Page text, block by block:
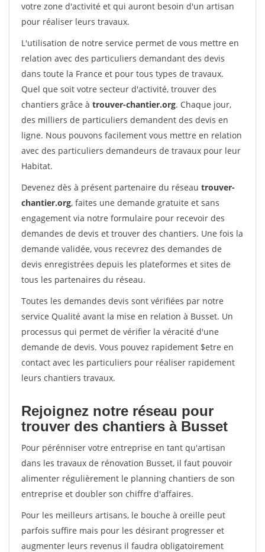
votre zone d'activité et qui auront besoin d'un artisan
pour réaliser leurs travaux.
L'utilisation de notre service permet de vous mettre en
relation avec des particuliers demandant des devis
dans toute la France et pour tous types de travaux.
Quel que soit votre secteur d'activité, trouver des
chantiers grâce à trouver-chantier.org. Chaque jour,
des milliers de particuliers demandent des devis en
ligne. Nous pouvons facilement vous mettre en relation
avec des particuliers demandeurs de travaux pour leur
Habitat.
Devenez dès à présent partenaire du réseau trouver-
chantier.org, faites une demande gratuite et sans
engagement via notre formulaire pour recevoir des
demandes de devis et trouver des chantiers. Une fois la
demande validée, vous recevrez des demandes de
devis enregistrées depuis les plateformes et sites de
tous les partenaires du réseau.
Toutes les demandes devis sont vérifiées par notre
service Qualité avant la mise en relation à Busset. Un
processus qui permet de vérifier la véracité d'une
demande de devis. Vous pouvez rapidement $etre en
contact avec les particuliers pour réaliser rapidement
leurs chantiers travaux.
Rejoignez notre réseau pour
trouver des chantiers à Busset
Pour pérénniser votre entreprise en tant qu'artisan
dans les travaux de rénovation Busset, il faut pouvoir
alimenter régulièrement le planning chantiers de son
entreprise et doubler son chiffre d'affaires.
Pour les meilleurs artisans, le bouche à oreille peut
parfois suffire mais pour les désirant progresser et
augmenter leurs revenus il faudra obligatoirement